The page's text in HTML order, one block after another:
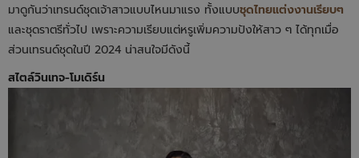
มาดูกันว่าเทรนด์ชุดเจ้าสาวแบบไหนมาแรง ทั้งแบบชุดไทยแต่งงานเรียบๆ
และชุดราตรีทั่วไป เพราะความเรียบแต่หรูเพิ่มความปังให้สาว ๆ ได้ทุกเมื่อ
ส่วนเทรนด์ชุดในปี 2024 น่าสนใจมีดังนี้
สไตล์วินเทจ-โมเดิร์น